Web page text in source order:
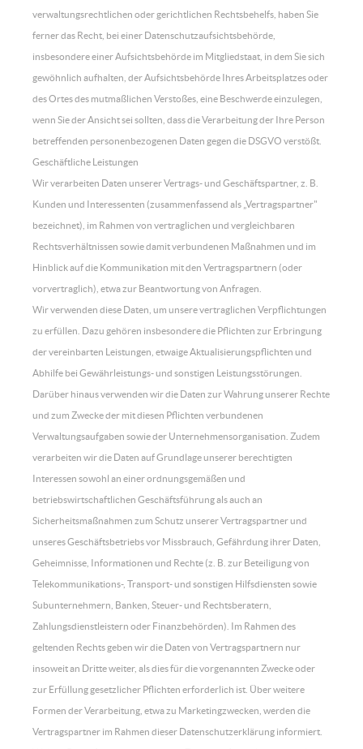
verwaltungsrechtlichen oder gerichtlichen Rechtsbehelfs, haben Sie
ferner das Recht, bei einer Datenschutzaufsichtsbehörde,
insbesondere einer Aufsichtsbehörde im Mitgliedstaat, in dem Sie sich
gewöhnlich aufhalten, der Aufsichtsbehörde Ihres Arbeitsplatzes oder
des Ortes des mutmaßlichen Verstoßes, eine Beschwerde einzulegen,
wenn Sie der Ansicht sei sollten, dass die Verarbeitung der Ihre Person
betreffenden personenbezogenen Daten gegen die DSGVO verstößt.
Geschäftliche Leistungen
Wir verarbeiten Daten unserer Vertrags- und Geschäftspartner, z. B.
Kunden und Interessenten (zusammenfassend als „Vertragspartner"
bezeichnet), im Rahmen von vertraglichen und vergleichbaren
Rechtsverhältnissen sowie damit verbundenen Maßnahmen und im
Hinblick auf die Kommunikation mit den Vertragspartnern (oder
vorvertraglich), etwa zur Beantwortung von Anfragen.
Wir verwenden diese Daten, um unsere vertraglichen Verpflichtungen
zu erfüllen. Dazu gehören insbesondere die Pflichten zur Erbringung
der vereinbarten Leistungen, etwaige Aktualisierungspflichten und
Abhilfe bei Gewährleistungs- und sonstigen Leistungsstörungen.
Darüber hinaus verwenden wir die Daten zur Wahrung unserer Rechte
und zum Zwecke der mit diesen Pflichten verbundenen
Verwaltungsaufgaben sowie der Unternehmensorganisation. Zudem
verarbeiten wir die Daten auf Grundlage unserer berechtigten
Interessen sowohl an einer ordnungsgemäßen und
betriebswirtschaftlichen Geschäftsführung als auch an
Sicherheitsmaßnahmen zum Schutz unserer Vertragspartner und
unseres Geschäftsbetriebs vor Missbrauch, Gefährdung ihrer Daten,
Geheimnisse, Informationen und Rechte (z. B. zur Beteiligung von
Telekommunikations-, Transport- und sonstigen Hilfsdiensten sowie
Subunternehmern, Banken, Steuer- und Rechtsberatern,
Zahlungsdienstleistern oder Finanzbehörden). Im Rahmen des
geltenden Rechts geben wir die Daten von Vertragspartnern nur
insoweit an Dritte weiter, als dies für die vorgenannten Zwecke oder
zur Erfüllung gesetzlicher Pflichten erforderlich ist. Über weitere
Formen der Verarbeitung, etwa zu Marketingzwecken, werden die
Vertragspartner im Rahmen dieser Datenschutzerklärung informiert.